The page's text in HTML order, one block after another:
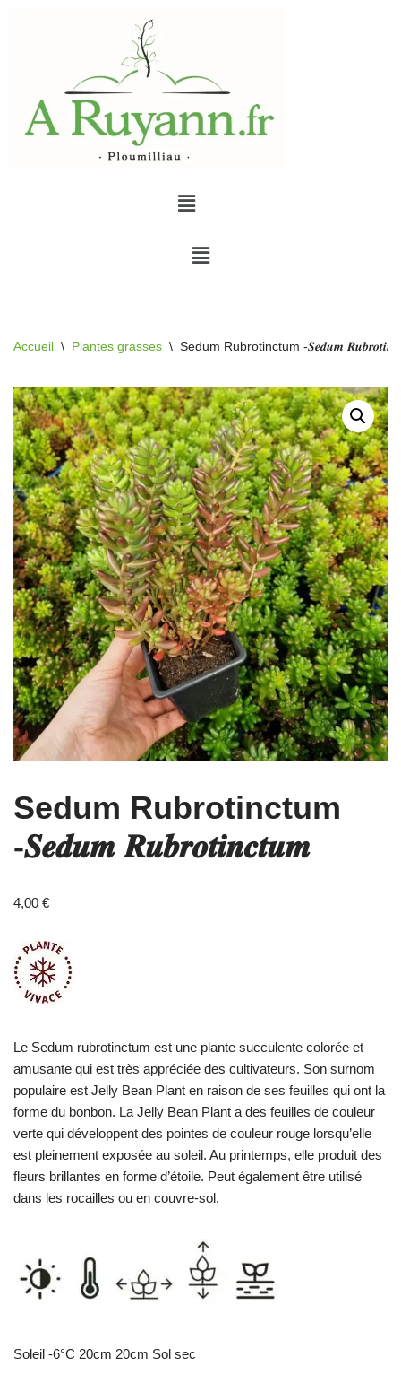
Accueil \ Plantes grasses \ Sedum Rubrotinctum -𝑺𝒆𝒅𝒖𝒎
Sedum Rubrotinctum
-𝑺𝒆𝒅𝒖𝒎 𝑹𝒖𝒃𝒓𝒐𝒕𝒊𝒏𝒄𝒕𝒖𝒎
4,00 €
Le Sedum rubrotinctum est une plante succulente colorée et
amusante qui est très appréciée des cultivateurs. Son surnom
populaire est Jelly Bean Plant en raison de ses feuilles qui ont la
forme du bonbon. La Jelly Bean Plant a des feuilles de couleur
verte qui développent des pointes de couleur rouge lorsqu’elle
est pleinement exposée au soleil. Au printemps, elle produit des
fleurs brillantes en forme d’étoile. Peut également être utilisé
dans les rocailles ou en couvre-sol.
Soleil -6°C 20cm 20cm Sol sec